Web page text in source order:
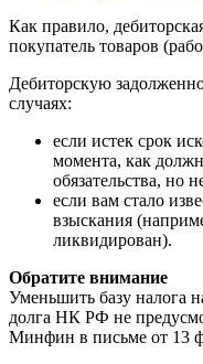
Как правило,
покупатель товаров
Дебиторскую
случаях:
если истек срок
момента, как
обязательства, но
если вам стало
взыскания
ликвидирован).
Обратите внимание
Уменьшить базу налога
долга НК РФ не
Минфин в письме от 13